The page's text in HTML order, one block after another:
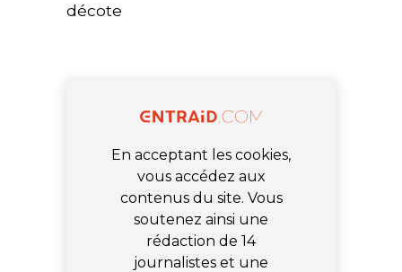
décote
En acceptant les cookies,
vous accédez aux
contenus du site. Vous
soutenez ainsi une
rédaction de 14
journalistes et une